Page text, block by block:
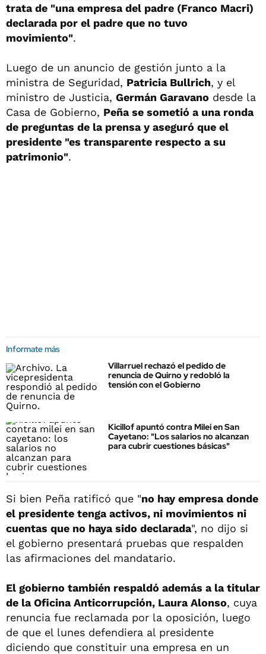
trata de "una empresa del padre (Franco Macri)
declarada por el padre que no tuvo
movimiento".
Luego de un anuncio de gestión junto a la
ministra de Seguridad, Patricia Bullrich, y el
ministro de Justicia, Germán Garavano desde la
Casa de Gobierno, Peña se sometió a una ronda
de preguntas de la prensa y aseguró que el
presidente "es transparente respecto a su
patrimonio".
Informate más
Villarruel rechazó el pedido de
renuncia de Quirno y redobló la
tensión con el Gobierno
Kicillof apuntó contra Milei en San
Cayetano: "Los salarios no alcanzan
para cubrir cuestiones básicas"
Si bien Peña ratificó que "no hay empresa donde
el presidente tenga activos, ni movimientos ni
cuentas que no haya sido declarada", no dijo si
el gobierno presentará pruebas que respalden
las afirmaciones del mandatario.
El gobierno también respaldó además a la titular
de la Oficina Anticorrupción, Laura Alonso, cuya
renuncia fue reclamada por la oposición, luego
de que el lunes defendiera al presidente
diciendo que constituir una empresa en un